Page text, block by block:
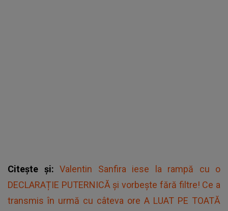
Citește și: Valentin Sanfira iese la rampă cu o
DECLARAȚIE PUTERNICĂ și vorbește fără filtre! Ce a
transmis în urmă cu câteva ore A LUAT PE TOATĂ